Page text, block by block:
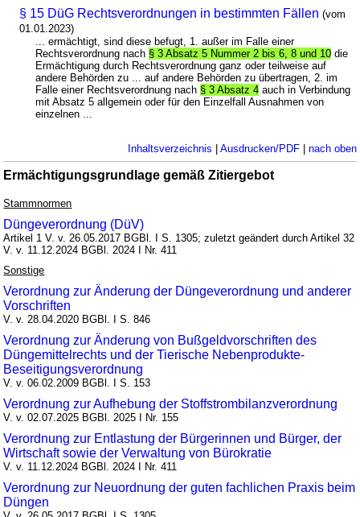
§ 15 DüG Rechtsverordnungen in bestimmten Fällen (vom
01.01.2023)
... ermächtigt, sind diese befugt, 1. außer im Falle einer
Rechtsverordnung nach § 3 Absatz 5 Nummer 2 bis 6, 8 und 10 die
Ermächtigung durch Rechtsverordnung ganz oder teilweise auf
andere Behörden zu ... auf andere Behörden zu übertragen, 2. im
Falle einer Rechtsverordnung nach § 3 Absatz 4 auch in Verbindung
mit Absatz 5 allgemein oder für den Einzelfall Ausnahmen von
einzelnen ...
Inhaltsverzeichnis Ausdrucken/PDF| nach oben
Ermächtigungsgrundlage gemäß Zitiergebot
Stammnormen
Düngeverordnung (DüV)
Artikel 1 V. v. 26.05.2017 BGBl. I S. 1305; zuletzt geändert durch Artikel 32
V. v. 11.12.2024 BGBl. 2024 I Nr. 411
Sonstige
Verordnung zur Änderung der Düngeverordnung und anderer
Vorschriften
V. v. 28.04.2020 BGBl. I S. 846
Verordnung zur Änderung von Bußgeldvorschriften des
Düngemittelrechts und der Tierische Nebenprodukte-
Beseitigungsverordnung
V. v. 06.02.2009 BGBl. I S. 153
Verordnung zur Aufhebung der Stoffstrombilanzverordnung
V. v. 02.07.2025 BGBl. 2025 I Nr. 155
Verordnung zur Entlastung der Bürgerinnen und Bürger, der
Wirtschaft sowie der Verwaltung von Bürokratie
V. v. 11.12.2024 BGBl. 2024 I Nr. 411
Verordnung zur Neuordnung der guten fachlichen Praxis beim
Düngen